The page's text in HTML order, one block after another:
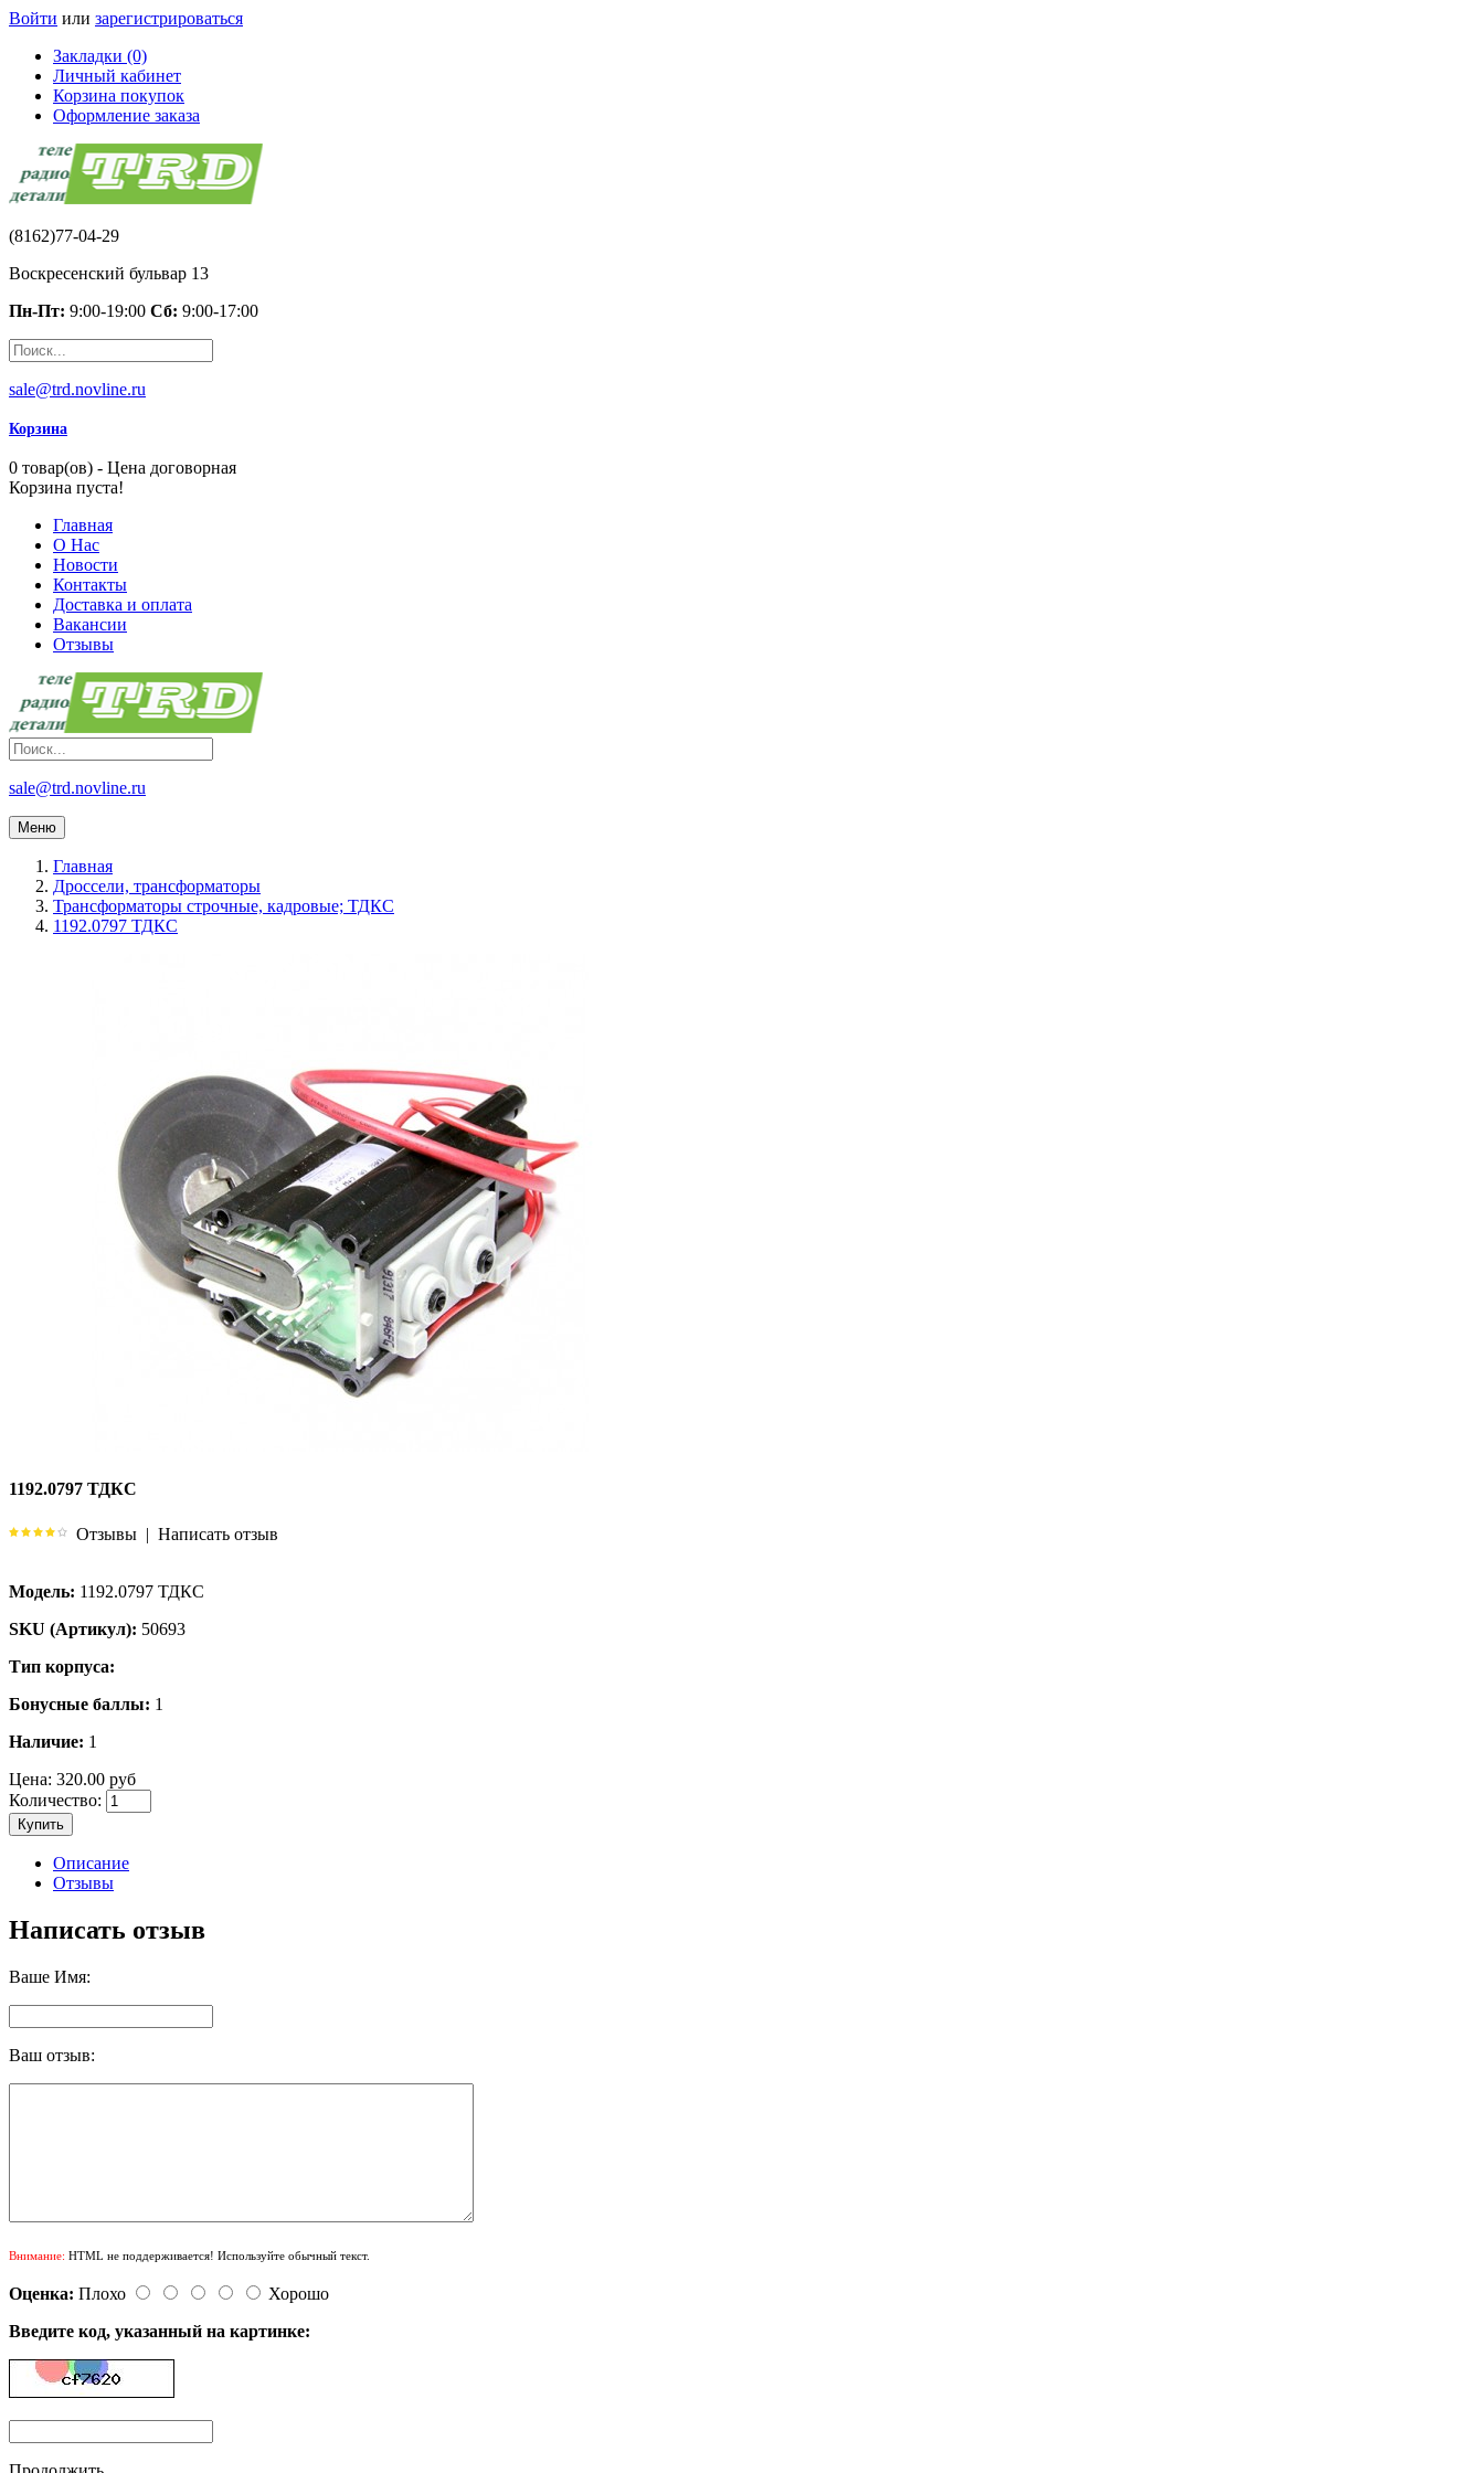
Войти или зарегистрироваться
Закладки (0)
Личный кабинет
Корзина покупок
Оформление заказа
(8162)77-04-29
Воскресенский бульвар 13
Пн-Пт: 9:00-19:00 Сб: 9:00-17:00
sale@trd.novline.ru
Корзина
0 товар(ов) - Цена договорная
Корзина пуста!
Главная
О Нас
Новости
Контакты
Доставка и оплата
Вакансии
Отзывы
sale@trd.novline.ru
Меню
Главная
Дроссели, трансформаторы
Трансформаторы строчные, кадровые; ТДКС
1192.0797 ТДКС
1192.0797 ТДКС
Отзывы | Написать отзыв
Модель: 1192.0797 ТДКС
SKU (Артикул): 50693
Тип корпуса:
Бонусные баллы: 1
Наличие: 1
Цена: 320.00 руб
Количество:
Купить
Описание
Отзывы
Написать отзыв
Ваше Имя:
Ваш отзыв:
Внимание: HTML не поддерживается! Используйте обычный текст.
Оценка: Плохо
Хорошо
Введите код, указанный на картинке: